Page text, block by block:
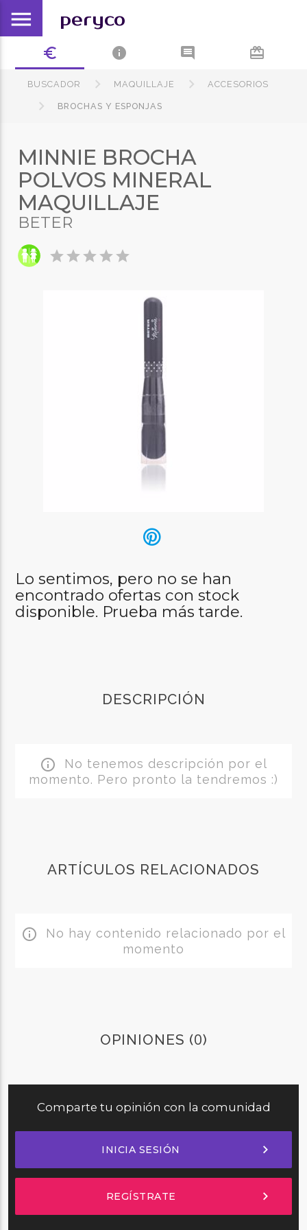
menu peryco
euro_symbol info comment card_giftcard
BUSCADOR MAQUILLAJE ACCESORIOS
BROCHAS Y ESPONJAS
MINNIE BROCHA
POLVOS MINERAL
MAQUILLAJE
BETER
starstarstarstarstar
Lo sentimos, pero no se han
encontrado ofertas con stock
disponible. Prueba más tarde.
DESCRIPCIÓN
info_outline No tenemos descripción por el
momento. Pero pronto la tendremos :)
ARTÍCULOS RELACIONADOS
info_outline No hay contenido relacionado por el
momento
OPINIONES (0)
Comparte tu opinión con la comunidad
INICIA SESIÓN chevron_right
REGÍSTRATE chevron_right